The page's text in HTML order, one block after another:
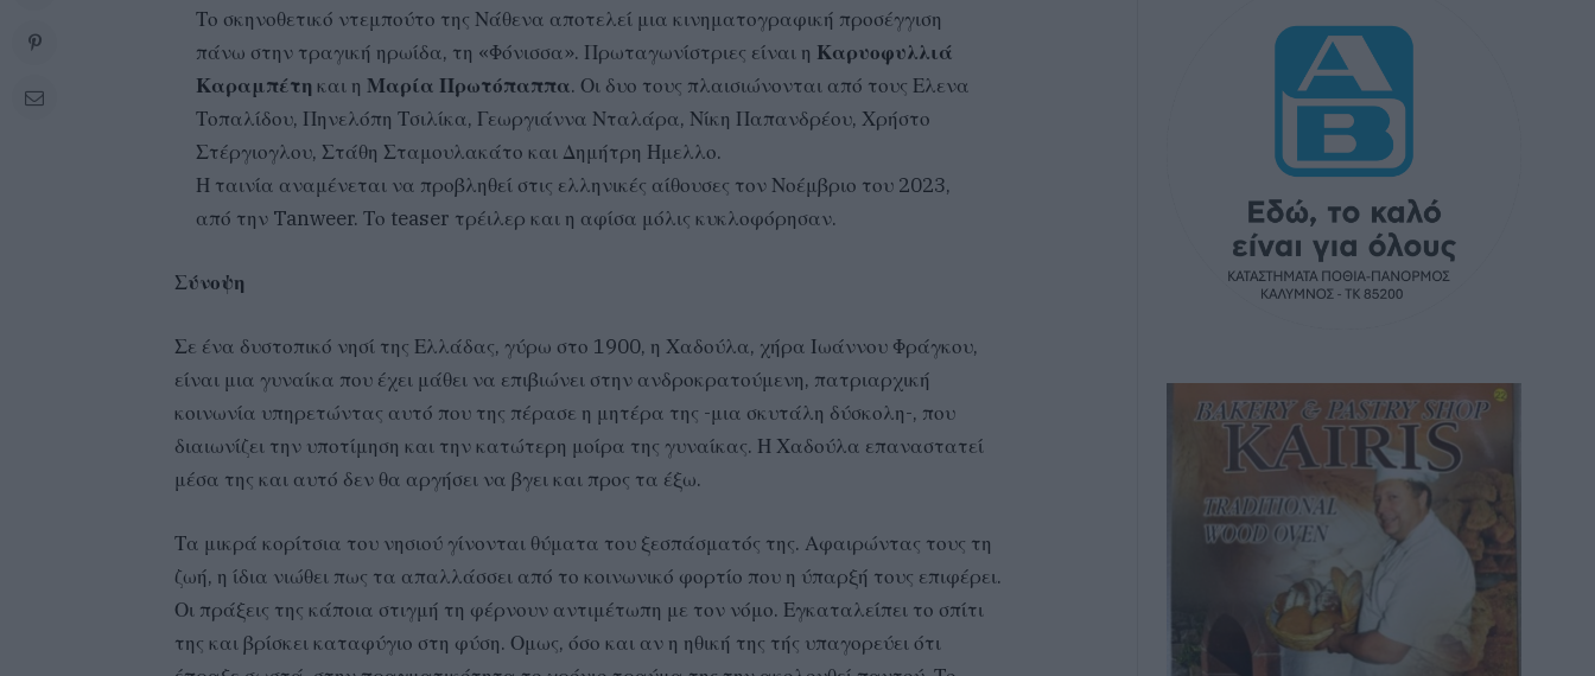
Το σκηνοθετικό ντεμπούτο της Νάθενα αποτελεί μια κινηματογραφική προσέγγιση
πάνω στην τραγική ηρωίδα, τη «Φόνισσα». Πρωταγωνίστριες είναι η Καρυοφυλλιά
Καραμπέτη και η Μαρία Πρωτόπαππα. Οι δυο τους πλαισιώνονται από τους Ελενα
Τοπαλίδου, Πηνελόπη Τσιλίκα, Γεωργιάννα Νταλάρα, Νίκη Παπανδρέου, Χρήστο
Στέργιογλου, Στάθη Σταμουλακάτο και Δημήτρη Ημελλο.
Η ταινία αναμένεται να προβληθεί στις ελληνικές αίθουσες τον Νοέμβριο του 2023,
από την Tanweer. Το teaser τρέιλερ και η αφίσα μόλις κυκλοφόρησαν.
Σύνοψη
Σε ένα δυστοπικό νησί της Ελλάδας, γύρω στο 1900, η Χαδούλα, χήρα Ιωάννου Φράγκου,
είναι μια γυναίκα που έχει μάθει να επιβιώνει στην ανδροκρατούμενη, πατριαρχική
κοινωνία υπηρετώντας αυτό που της πέρασε η μητέρα της -μια σκυτάλη δύσκολη-, που
διαιωνίζει την υποτίμηση και την κατώτερη μοίρα της γυναίκας. Η Χαδούλα επαναστατεί
μέσα της και αυτό δεν θα αργήσει να βγει και προς τα έξω.
Τα μικρά κορίτσια του νησιού γίνονται θύματα του ξεσπάσματός της. Αφαιρώντας τους τη
ζωή, η ίδια νιώθει πως τα απαλλάσσει από το κοινωνικό φορτίο που η ύπαρξή τους επιφέρει.
Οι πράξεις της κάποια στιγμή τη φέρνουν αντιμέτωπη με τον νόμο. Εγκαταλείπει το σπίτι
της και βρίσκει καταφύγιο στη φύση. Ομως, όσο και αν η ηθική της τής υπαγορεύει ότι